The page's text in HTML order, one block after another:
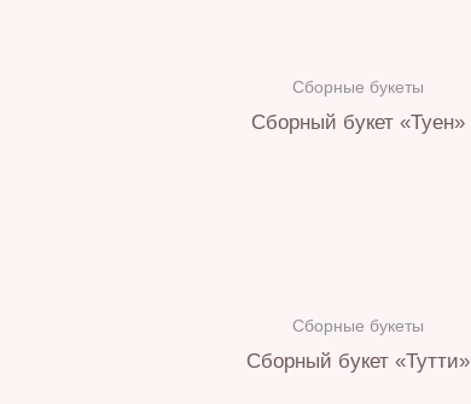
Сборные букеты
Сборный букет «Туен»
Сборные букеты
Сборный букет «Тутти»